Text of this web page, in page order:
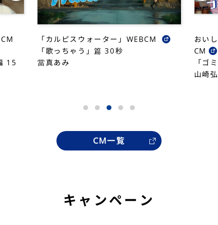
15
「カルピスウォーター」WEBCM
「歌っちゃう」篇 30秒
當真あみ
おい
CM
「ゴ
山崎
CM一覧
キャンペーン